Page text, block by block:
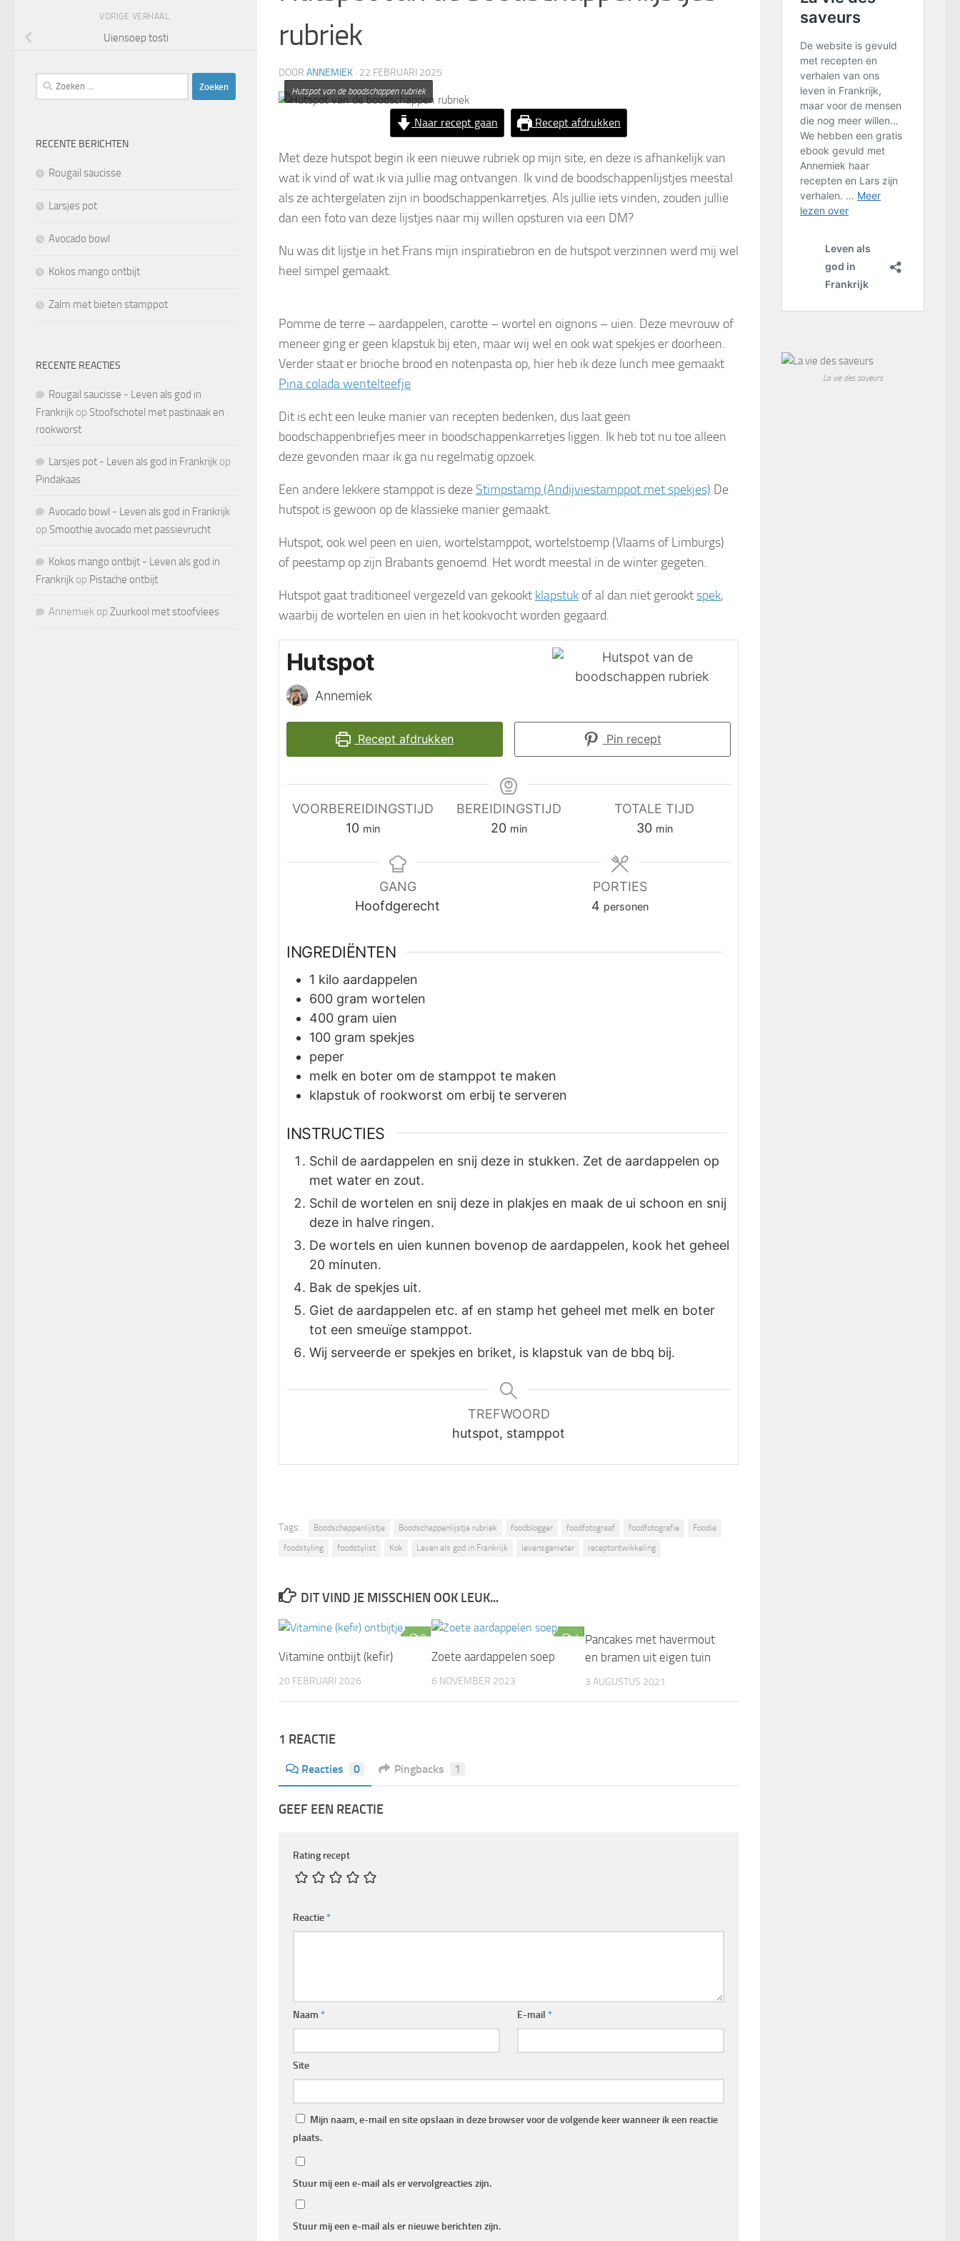
rubriek
DOOR ANNEMIEK · 22 FEBRUARI 2025
Hutspot van de boodschappen rubriek
Naar recept gaan Recept afdrukken
Met deze hutspot begin ik een nieuwe rubriek op mijn site, en deze is afhankelijk van
wat ik vind of wat ik via jullie mag ontvangen. Ik vind de boodschappenlijstjes meestal
als ze achtergelaten zijn in boodschappenkarretjes. Als jullie iets vinden, zouden jullie
dan een foto van deze lijstjes naar mij willen opsturen via een DM?
Nu was dit lijstje in het Frans mijn inspiratiebron en de hutspot verzinnen werd mij wel
heel simpel gemaakt.
Pomme de terre – aardappelen, carotte – wortel en oignons – uien. Deze mevrouw of
meneer ging er geen klapstuk bij eten, maar wij wel en ook wat spekjes er doorheen.
Verder staat er brioche brood en notenpasta op, hier heb ik deze lunch mee gemaakt
Pina colada wentelteefje
Dit is echt een leuke manier van recepten bedenken, dus laat geen
boodschappenbriefjes meer in boodschappenkarretjes liggen. Ik heb tot nu toe alleen
deze gevonden maar ik ga nu regelmatig opzoek.
Een andere lekkere stamppot is deze Stimpstamp (Andijviestamppot met spekjes) De
hutspot is gewoon op de klassieke manier gemaakt.
Hutspot, ook wel peen en uien, wortelstamppot, wortelstoemp (Vlaams of Limburgs)
of peestamp op zijn Brabants genoemd. Het wordt meestal in de winter gegeten.
Hutspot gaat traditioneel vergezeld van gekookt klapstuk of al dan niet gerookt spek,
waarbij de wortelen en uien in het kookvocht worden gegaard.
Hutspot
Annemiek
Recept afdrukken Pin recept
VOORBEREIDINGSTIJD
10minuten
min
BEREIDINGSTIJD
20minuten
min
TOTALE TIJD
30minuten
min
GANG
Hoofdgerecht
PORTIES
4 personen
INGREDIËNTEN
1 kilo aardappelen
600 gram wortelen
400 gram uien
100 gram spekjes
peper
melk en boter om de stamppot te maken
klapstuk of rookworst om erbij te serveren
INSTRUCTIES
Schil de aardappelen en snij deze in stukken. Zet de aardappelen op
met water en zout.
Schil de wortelen en snij deze in plakjes en maak de ui schoon en snij
deze in halve ringen.
De wortels en uien kunnen bovenop de aardappelen, kook het geheel
20 minuten.
Bak de spekjes uit.
Giet de aardappelen etc. af en stamp het geheel met melk en boter
tot een smeuïge stamppot.
Wij serveerde er spekjes en briket, is klapstuk van de bbq bij.
TREFWOORD
hutspot, stamppot
Tags: Boodschappenlijstje Boodschappenlijstje rubriek foodblogger foodfotograaf foodfotografie
Foodie
foodstyling
foodstylist Kok Leven als god in Frankrijk levensgenieter receptontwikkeling
DIT VIND JE MISSCHIEN OOK LEUK...
0
Vitamine ontbijt (kefir)
20 FEBRUARI 2026
1
Zoete aardappelen soep
6 NOVEMBER 2023
Pancakes met havermout
en bramen uit eigen tuin
3 AUGUSTUS 2021
1 REACTIE
Reacties 0 Pingbacks 1
GEEF EEN REACTIE
Rating recept
Reactie*
Naam * E-mail*
Site
Mijn naam, e-mail en site opslaan in deze browser voor de volgende keer wanneer ik een reactie
plaats.
Stuur mij een e-mail als er vervolgreacties zijn.
Stuur mij een e-mail als er nieuwe berichten zijn.
VORIGE VERHAAL
Uiensoep tosti
Zoeken
naar:
RECENTE BERICHTEN
Rougail saucisse
Larsjes pot
Avocado bowl
Kokos mango ontbijt
Zalm met bieten stamppot
RECENTE REACTIES
Rougail saucisse - Leven als god in
Frankrijk op Stoofschotel met pastinaak en
rookworst
Larsjes pot - Leven als god in Frankrijk op
Pindakaas
Avocado bowl - Leven als god in Frankrijk
op Smoothie avocado met passievrucht
Kokos mango ontbijt - Leven als god in
Frankrijk op Pistache ontbijt
Annemiek op Zuurkool met stoofvlees
La vie des saveurs